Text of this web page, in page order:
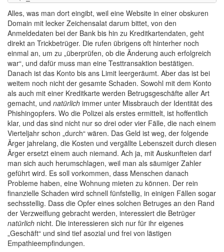
Alles, was man dort eingibt, weil eine Website in einer obskuren
Domain mit lecker Zeichensalat darum bittet, von den
Anmeldedaten bei der Bank bis hin zu Kreditkartendaten, geht
direkt an Trickbetrüger. Die rufen übrigens oft hinterher noch
einmal an, um zu „überprüfen, ob die Änderung auch erfolgreich
war“, und dafür muss man eine Testtransaktion bestätigen.
Danach ist das Konto bis ans Limit leergeräumt. Aber das ist bei
weitem noch nicht der gesamte Schaden. Sowohl mit dem Konto
als auch mit einer Kreditkarte werden Betrugsgeschäfte aller Art
gemacht, und natürlich immer unter Missbrauch der Identität des
Phishingopfers. Wo die Polizei als erstes ermittelt, ist hoffentlich
klar, und das sind nicht nur so drei oder vier Fälle, die nach einem
Vierteljahr schon „durch“ wären. Das Geld ist weg, der folgende
Ärger jahrelang, die Kosten und vergällte Lebenszeit durch diesen
Ärger ersetzt einem auch niemand. Ach ja, mit Auskunfteien darf
man sich auch herumschlagen, weil man als säumiger Zahler
geführt wird. Es soll vorkommen, dass Menschen danach
Probleme haben, eine Wohnung mieten zu können. Der rein
finanzielle Schaden wird schnell fünfstellig, in einigen Fällen sogar
sechsstellig. Dass die Opfer eines solchen Betruges an den Rand
der Verzweiflung gebracht werden, interessiert die Betrüger
natürlich nicht. Die interessieren sich nur für ihr eigenes
„Geschäft“ und sind tief asozial und frei von lästigen
Empathieempfindungen.